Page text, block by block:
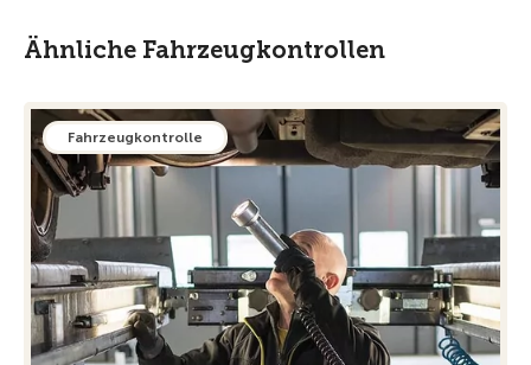
Ähnliche Fahrzeugkontrollen
Fahrzeugkontrolle